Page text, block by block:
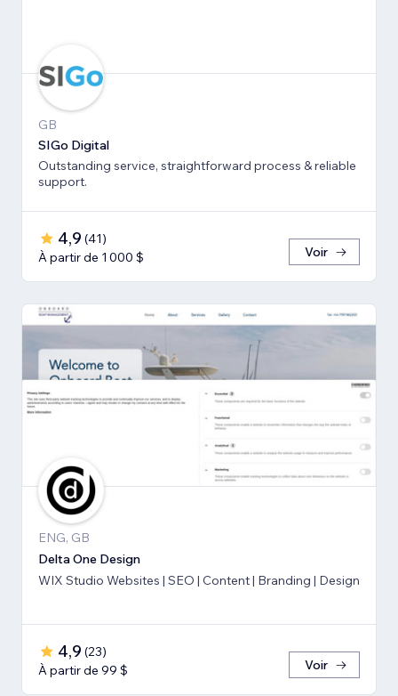
GB
SIGo Digital
Outstanding service, straightforward process & reliable
support.
4,9 (41)
À partir de 1 000 $
Voir
ENG, GB
Delta One Design
WIX Studio Websites | SEO | Content | Branding | Design
4,9 (23)
À partir de 99 $
Voir